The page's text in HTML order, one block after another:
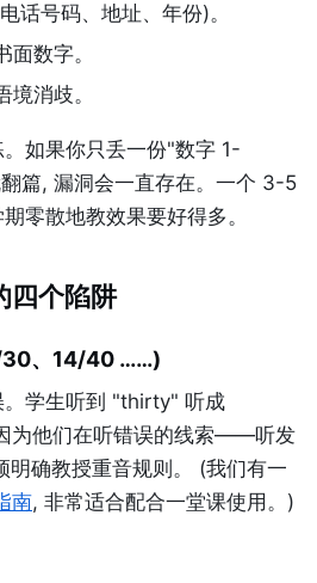
话号码、地址、年份)。
数字。
消歧。
如果你只丢一份"数字 1-
篇, 漏洞会一直存在。一个 3-5
零散地教效果要好得多。
四个陷阱
30、14/40 ……)
。学生听到 "thirty" 听成
为他们在听错误的线索——听发
明确教授重音规则。 (我们有一
南, 非常适合配合一堂课使用。)